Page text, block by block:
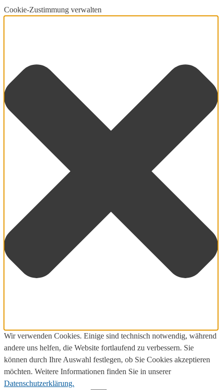
Cookie-Zustimmung verwalten
Wir verwenden Cookies. Einige sind technisch notwendig, während
andere uns helfen, die Website fortlaufend zu verbessern. Sie
können durch Ihre Auswahl festlegen, ob Sie Cookies akzeptieren
möchten. Weitere Informationen finden Sie in unserer
Datenschutzerklärung.